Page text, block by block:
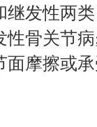
发性两类
骨关节
面摩擦或